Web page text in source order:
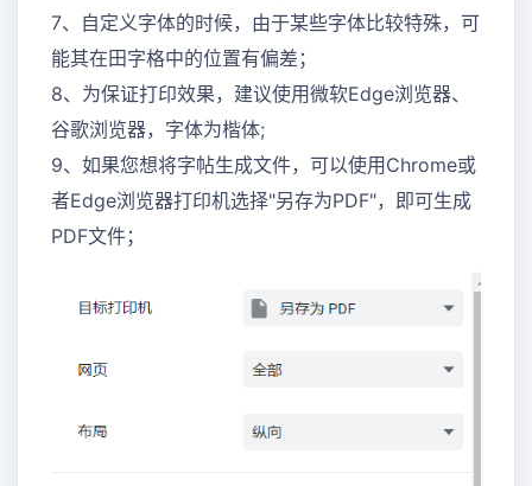
7、自定义字体的时候，由于某些字体比较特殊，可
能其在田字格中的位置有偏差；
8、为保证打印效果，建议使用微软Edge浏览器、
谷歌浏览器，字体为楷体;
9、如果您想将字帖生成文件，可以使用Chrome或
者Edge浏览器打印机选择"另存为PDF"，即可生成
PDF文件；